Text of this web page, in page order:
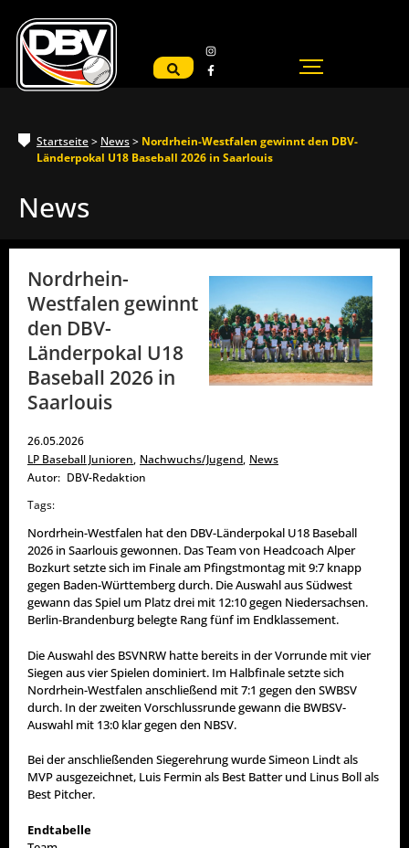
Startseite> News> Nordrhein-Westfalen gewinnt den DBV-
Länderpokal U18 Baseball 2026 in Saarlouis
News
Nordrhein-
Westfalen gewinnt
den DBV-
Länderpokal U18
Baseball 2026 in
Saarlouis
26.05.2026
LP Baseball Junioren, Nachwuchs/Jugend, News
Autor: DBV-Redaktion
Tags:
Nordrhein-Westfalen hat den DBV-Länderpokal U18 Baseball
2026 in Saarlouis gewonnen. Das Team von Headcoach Alper
Bozkurt setzte sich im Finale am Pfingstmontag mit 9:7 knapp
gegen Baden-Württemberg durch. Die Auswahl aus Südwest
gewann das Spiel um Platz drei mit 12:10 gegen Niedersachsen.
Berlin-Brandenburg belegte Rang fünf im Endklassement.
Die Auswahl des BSVNRW hatte bereits in der Vorrunde mit vier
Siegen aus vier Spielen dominiert. Im Halbfinale setzte sich
Nordrhein-Westfalen anschließend mit 7:1 gegen den SWBSV
durch. In der zweiten Vorschlussrunde gewann die BWBSV-
Auswahl mit 13:0 klar gegen den NBSV.
Bei der anschließenden Siegerehrung wurde Simeon Lindt als
MVP ausgezeichnet, Luis Fermin als Best Batter und Linus Boll als
Best Pitcher.
Endtabelle